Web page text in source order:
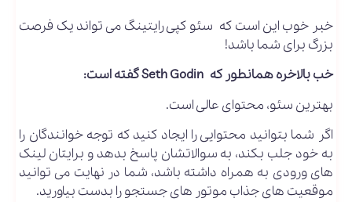
خبر خوب این است که سئو کپی رایتینگ می تواند یک فرصت
بزرگ برای شما باشد!
خب بالاخره همانطور که Seth Godin گفته است:
بهترین سئو، محتوای عالی است.
اگر شما بتوانید محتوایی را ایجاد کنید که توجه خوانندگان را
به خود جلب بکند، به سوالاتشان پاسخ بدهد و برایتان لینک
های ورودی به همراه داشته باشد، شما در نهایت می توانید
موقعیت های جذاب موتور های جستجو را بدست بیاورید.